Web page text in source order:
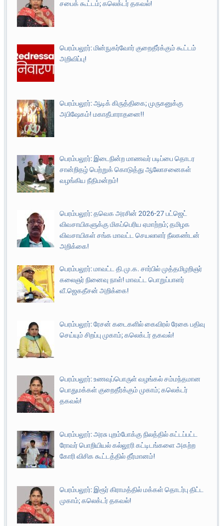
சபைக் கூட்டம்; கலெக்டர் தகவல்!
பெரம்பலூர்: மின்நுகர்வோர் குறைதீர்க்கும் கூட்டம்
அறிவிப்பு!
பெரம்பலூர்: ஆடிக் கிருத்திகை; முருகனுக்கு
அபிஷேகம்! மகாதீபாராதனை!!
பெரம்பலூர்: இடைநின்ற மாணவர் படிப்பை தொடர
சான்றிதழ் பெற்றுக் கொடுத்து ஆலோசனைகள்
வழங்கிய நீதிமன்றம்!
பெரம்பலூர்: தவெக அரசின் 2026-27 பட்ஜெட்
விவசாயிகளுக்கு மிகப்பெரிய ஏமாற்றம்; தமிழக
விவசாயிகள் சங்க மாவட்ட செயலாளர் நீலகண்டன்
அறிக்கை!
பெரம்பலூர்: மாவட்ட தி.மு.க. சார்பில் முத்தமிழறிஞர்
கலைஞர் நினைவு நாள்! மாவட்ட பொறுப்பாளர்
வீ.ஜெகதீசன் அறிக்கை!
பெரம்பலூர்: ரேசன் கடைகளில் கைவிரல் ரேகை பதிவு
செய்யும் சிறப்பு முகாம்; கலெக்டர் தகவல்!
பெரம்பலூர்: உணவுப்பொருள் வழங்கல் சம்மந்தமான
பொதுமக்கள் குறைதீர்க்கும் முகாம்; கலெக்டர்
தகவல்!
பெரம்பலூர்: அரசு புறம்போக்கு நிலத்தில் கட்டப்பட்ட
ரோவர் பொறியியல் கல்லூரி கட்டிடங்களை அகற்ற
கோரி விசிக கூட்டத்தில் தீர்மானம்!
பெரம்பலூர்: இரூர் கிராமத்தில் மக்கள் தொடர்பு திட்ட
முகாம்; கலெக்டர் தகவல்!